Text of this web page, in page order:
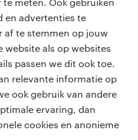
en advertenties te
af te stemmen op jouw
website als op websites
passen we dit ook toe.
relevante informatie op
ook gebruik van andere
ervaring, dan
cookies en anonieme